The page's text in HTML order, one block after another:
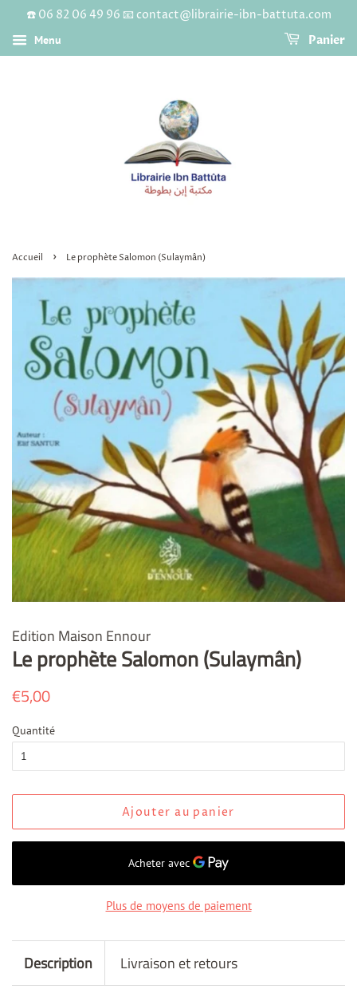
☎️ 06 82 06 49 96 📧 contact@librairie-ibn-battuta.com
Menu Panier
Accueil › Le prophète Salomon (Sulaymân)
Edition Maison Ennour
Le prophète Salomon (Sulaymân)
Prix
€5,00
Quantité
Ajouter au panier
Plus de moyens de paiement
Description Livraison et retours